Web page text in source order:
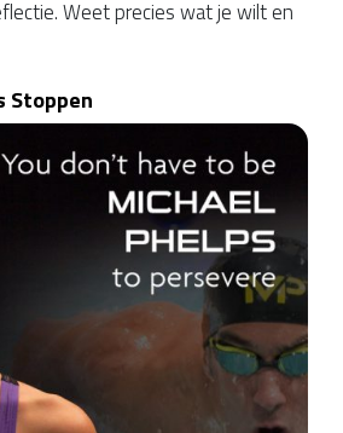
Weet precies wat je wilt en
Stoppen